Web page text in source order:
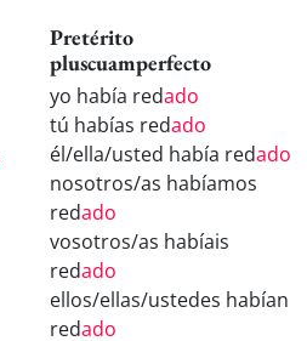
Pretérito
pluscuamperfecto
yo había redado
tú habías redado
él/ella/usted había redado
nosotros/as habíamos
redado
vosotros/as habíais
redado
ellos/ellas/ustedes habían
redado